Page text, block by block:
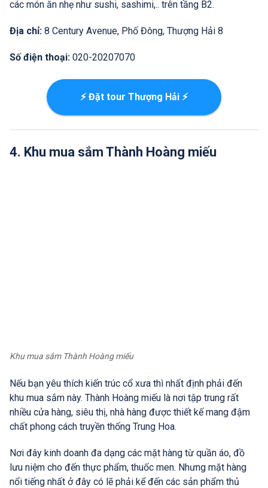
các món ăn nhẹ như sushi, sashimi,.. trên tầng B2.
Địa chỉ: 8 Century Avenue, Phố Đông, Thượng Hải 8
Số điện thoại: 020-20207070
⚡ Đặt tour Thượng Hải ⚡
4. Khu mua sắm Thành Hoàng miếu
Khu mua sắm Thành Hoàng miếu
Nếu bạn yêu thích kiến trúc cổ xưa thì nhất định phải đến
khu mua sắm này. Thành Hoàng miếu là nơi tập trung rất
nhiều cửa hàng, siêu thị, nhà hàng được thiết kế mang đậm
chất phong cách truyền thống Trung Hoa.
Nơi đây kinh doanh đa dạng các mặt hàng từ quần áo, đồ
lưu niệm cho đến thực phẩm, thuốc men. Nhưng mặt hàng
nổi tiếng nhất ở đây có lẽ phải kể đến các sản phẩm thủ